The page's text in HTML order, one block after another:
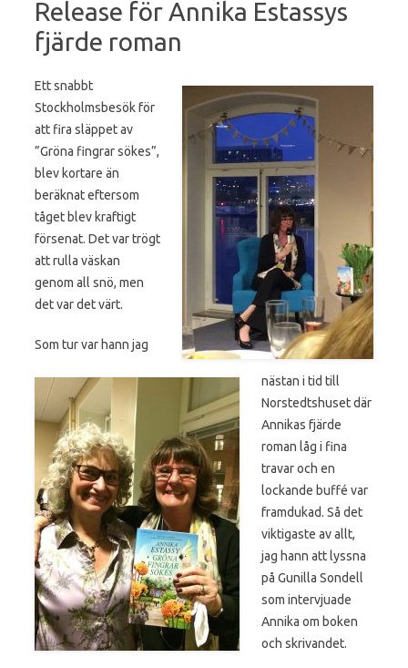
Release för Annika Estassys
fjärde roman
Ett snabbt
Stockholmsbesök för
att fira släppet av
”Gröna fingrar sökes”,
blev kortare än
beräknat eftersom
tåget blev kraftigt
försenat. Det var trögt
att rulla väskan
genom all snö, men
det var det värt.
Som tur var hann jag
nästan i tid till
Norstedtshuset där
Annikas fjärde
roman låg i fina
travar och en
lockande buffé var
framdukad. Så det
viktigaste av allt,
jag hann att lyssna
på Gunilla Sondell
som intervjuade
Annika om boken
och skrivandet.